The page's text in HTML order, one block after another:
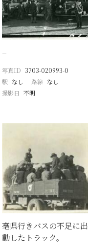
−
写真ID 3703-020993-0
駅 なし 路線 なし
撮影日 不明
亳県行きバスの不足に出
動したトラック。